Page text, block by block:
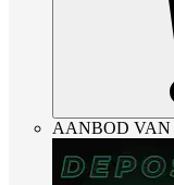
AANBOD VAN